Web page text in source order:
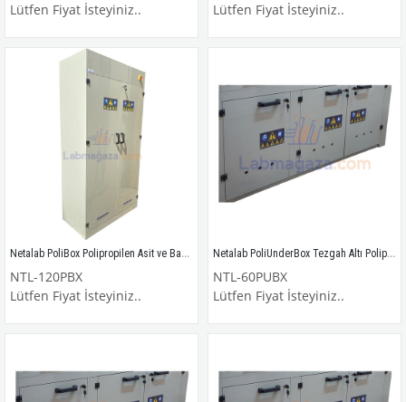
Lütfen Fiyat İsteyiniz..
Lütfen Fiyat İsteyiniz..
Netalab PoliBox Polipropilen Asit ve Baz Dolabı / NTL-120PBX
NTL-120PBX
Lütfen Fiyat İsteyiniz..
Netalab PoliUnderBox Tezgah Altı Polipropilen Asit ve Baz Dolabı / NTL-60PUBX
NTL-60PUBX
Lütfen Fiyat İsteyiniz..